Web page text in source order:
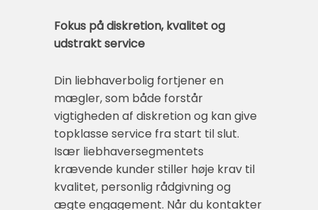
Fokus på diskretion, kvalitet og
udstrakt service
Din liebhaverbolig fortjener en
mægler, som både forstår
vigtigheden af diskretion og kan give
topklasse service fra start til slut.
Især liebhaversegmentets
krævende kunder stiller høje krav til
kvalitet, personlig rådgivning og
ægte engagement. Når du kontakter